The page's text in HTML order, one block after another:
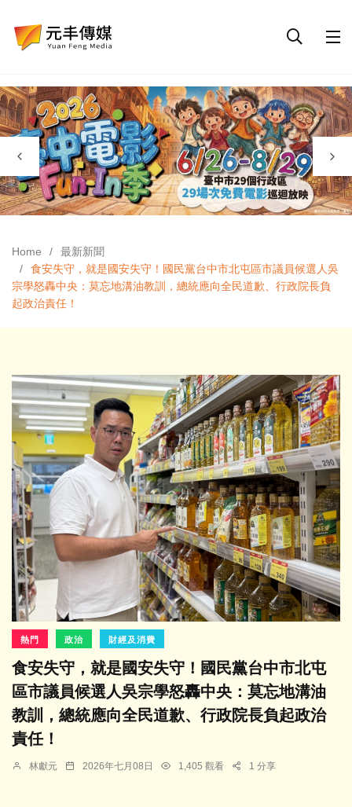
Home
最新新聞
食安失守，就是國安失守！國民黨台中市北屯區市議員候選人吳
宗學怒轟中央：莫忘地溝油教訓，總統應向全民道歉、行政院長負
起政治責任！
熱門 政治 財經及消費
食安失守，就是國安失守！國民黨台中市北屯
區市議員候選人吳宗學怒轟中央：莫忘地溝油
教訓，總統應向全民道歉、行政院長負起政治
責任！
林獻元 2026年七月08日 1,405 觀看 1 分享